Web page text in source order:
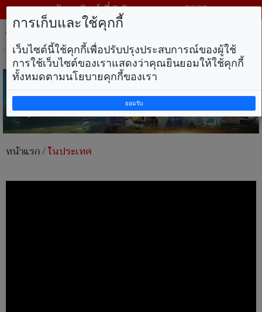
วันอาทิตย์ ที่ 9 สิงหาคม พ.ศ. 2569
หน้าแรก/ในประเทศ
การเก็บและใช้คุกกี้
เว็บไซต์นี้ใช้คุกกี้เพื่อปรับปรุงประสบการณ์ของผู้ใช้
การใช้เว็บไซต์ของเราแสดงว่าคุณยินยอมให้ใช้คุกกี้
ทั้งหมดตามนโยบายคุกกี้ของเรา
ยอมรับ